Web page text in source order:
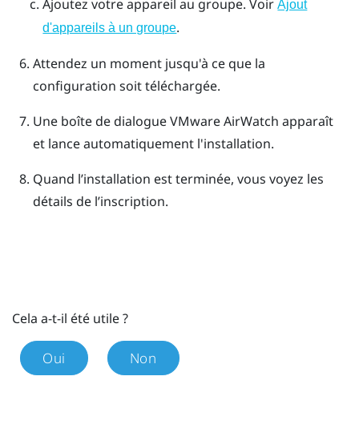
Ajoutez votre appareil au groupe. VoirAjout
d'appareils à un groupe.
Attendez un moment jusqu'à ce que la
configuration soit téléchargée.
Une boîte de dialogueVMware AirWatch apparaît
et lance automatiquement l'installation.
Quand l’installation est terminée, vous voyez les
détails de l’inscription.
Cela a-t-il été utile ?
Oui Non